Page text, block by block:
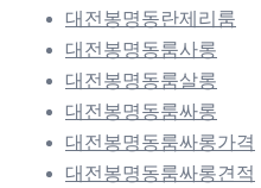
대전봉명동란제리룸
대전봉명동룸사롱
대전봉명동룸살롱
대전봉명동룸싸롱
대전봉명동룸싸롱가격
대전봉명동룸싸롱견적